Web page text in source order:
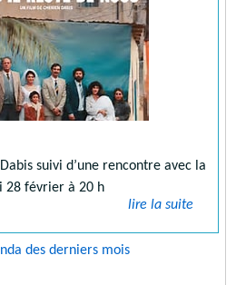
suivi d’une rencontre avec la
28 février à 20 h
lire la suite
des derniers mois